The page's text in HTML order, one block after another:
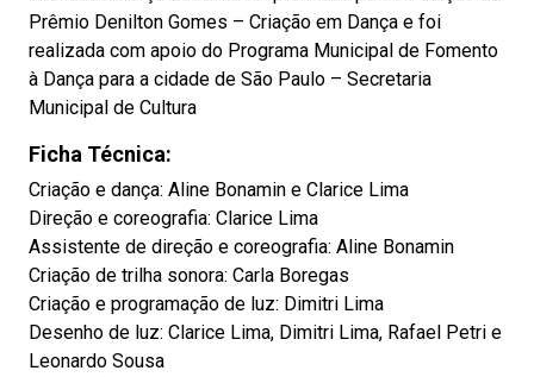
Prêmio Denilton Gomes – Criação em Dança e foi
realizada com apoio do Programa Municipal de Fomento
à Dança para a cidade de São Paulo – Secretaria
Municipal de Cultura
Ficha Técnica:
Criação e dança: Aline Bonamin e Clarice Lima
Direção e coreografia: Clarice Lima
Assistente de direção e coreografia: Aline Bonamin
Criação de trilha sonora: Carla Boregas
Criação e programação de luz: Dimitri Lima
Desenho de luz: Clarice Lima, Dimitri Lima, Rafael Petri e
Leonardo Sousa